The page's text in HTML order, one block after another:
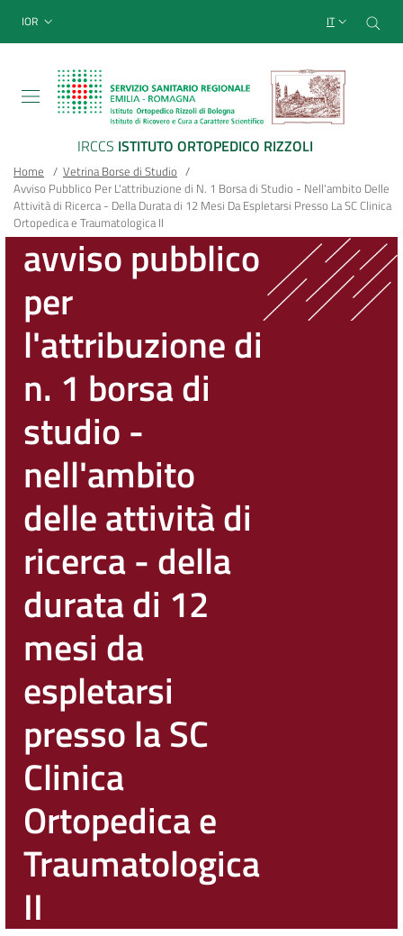
Sito Web Istituto
menu top-bar
IOR IT
IRCCS ISTITUTO ORTOPEDICO RIZZOLI
Main container
Briciole
di
pane
Home / Vetrina Borse di Studio /
Avviso Pubblico Per L'attribuzione di N. 1 Borsa di Studio - Nell'ambito Delle
Attività di Ricerca - Della Durata di 12 Mesi Da Espletarsi Presso La SC Clinica
Ortopedica e Traumatologica II
avviso pubblico
per
l'attribuzione di
n. 1 borsa di
studio -
nell'ambito
delle attività di
ricerca - della
durata di 12
mesi da
espletarsi
presso la SC
Clinica
Ortopedica e
Traumatologica
II